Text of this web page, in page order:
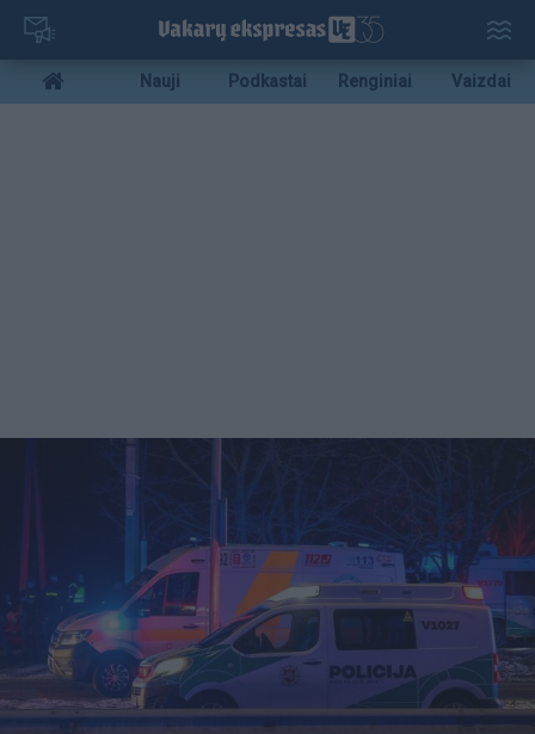
Pereiti
pagrindinį
turinį
Mobile
menu
Nauji Podkastai Renginiai Vaizdai